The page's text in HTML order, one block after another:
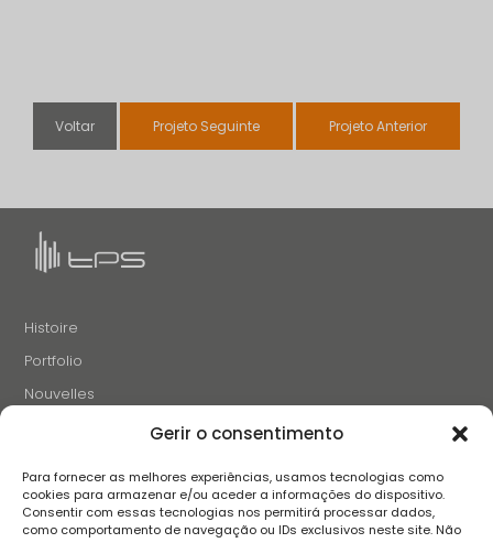
Gerir o consentimento
Para fornecer as melhores experiências, usamos tecnologias como
cookies para armazenar e/ou aceder a informações do dispositivo.
Consentir com essas tecnologias nos permitirá processar dados,
como comportamento de navegação ou IDs exclusivos neste site. Não
Voltar Projeto Seguinte Projeto Anterior
Histoire
Portfolio
Nouvelles
Projets et Initiatives
Contacts